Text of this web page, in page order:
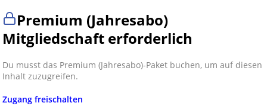
Premium (Jahresabo)
Mitgliedschaft erforderlich
Du musst das Premium (Jahresabo)-Paket buchen, um auf diesen
Inhalt zuzugreifen.
Zugang freischalten